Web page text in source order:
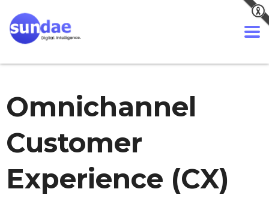
Omnichannel
Customer
Experience (CX)